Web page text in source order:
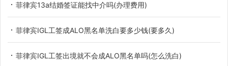
菲律宾13a结婚签证能找中介吗(办理费用)
菲律宾IGL工签成ALO黑名单洗白要多少钱(要多久)
菲律宾IGL工签出境就不会成ALO黑名单吗(怎么洗白)